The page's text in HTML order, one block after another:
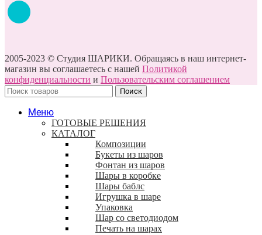
2005-2023 © Студия ШАРИКИ. Обращаясь в наш интернет-
магазин вы соглашаетесь с нашей Политикой
конфиденциальности и Пользовательским соглашением
Поиск
Меню
ГОТОВЫЕ РЕШЕНИЯ
КАТАЛОГ
Композиции
Букеты из шаров
Фонтан из шаров
Шары в коробке
Шары баблс
Игрушка в шаре
Упаковка
Шар со светодиодом
Печать на шарах